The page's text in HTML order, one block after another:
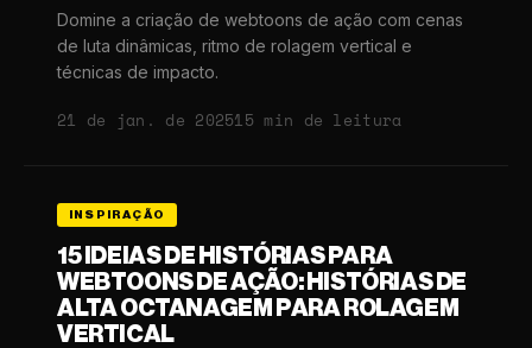
Domine a criação de webtoons de ação com cenas
de luta dinâmicas, ritmo de rolagem vertical e
técnicas de impacto.
21 de jan. de 202515 min de leitura
INSPIRAÇÃO
15 IDEIAS DE HISTÓRIAS PARA
WEBTOONS DE AÇÃO: HISTÓRIAS DE
ALTA OCTANAGEM PARA ROLAGEM
VERTICAL